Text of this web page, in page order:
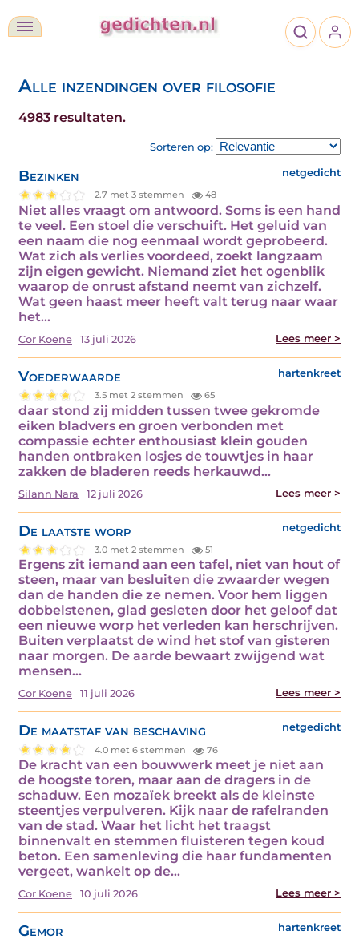
Alle inzendingen over filosofie
4983 resultaten.
Sorteren op:
Bezinken netgedicht
2.7 met 3 stemmen 48
Niet alles vraagt om antwoord. Soms is een hand
te veel. Een stoel die verschuift. Het geluid van
een naam die nog eenmaal wordt geprobeerd.
Wat zich als verlies voordeed, zoekt langzaam
zijn eigen gewicht. Niemand ziet het ogenblik
waarop de onrust afstand neemt van zichzelf.
Wat geen haast meer heeft valt terug naar waar
het…
Cor Koene 13 juli 2026 Lees meer >
Voederwaarde hartenkreet
3.5 met 2 stemmen 65
daar stond zij midden tussen twee gekromde
eiken bladvers en groen verbonden met
compassie echter enthousiast klein gouden
handen ontbraken losjes de touwtjes in haar
zakken de bladeren reeds herkauwd…
Silann Nara 12 juli 2026 Lees meer >
De laatste worp netgedicht
3.0 met 2 stemmen 51
Ergens zit iemand aan een tafel, niet van hout of
steen, maar van besluiten die zwaarder wegen
dan de handen die ze nemen. Voor hem liggen
dobbelstenen, glad gesleten door het geloof dat
een nieuwe worp het verleden kan herschrijven.
Buiten verplaatst de wind het stof van gisteren
naar morgen. De aarde bewaart zwijgend wat
mensen…
Cor Koene 11 juli 2026 Lees meer >
De maatstaf van beschaving netgedicht
4.0 met 6 stemmen 76
De kracht van een bouwwerk meet je niet aan
de hoogste toren, maar aan de dragers in de
schaduw. Een mozaïek breekt als de kleinste
steentjes verpulveren. Kijk naar de rafelranden
van de stad. Waar het licht het traagst
binnenvalt en stemmen fluisteren tegen koud
beton. Een samenleving die haar fundamenten
vergeet, wankelt op de…
Cor Koene 10 juli 2026 Lees meer >
Gemor hartenkreet